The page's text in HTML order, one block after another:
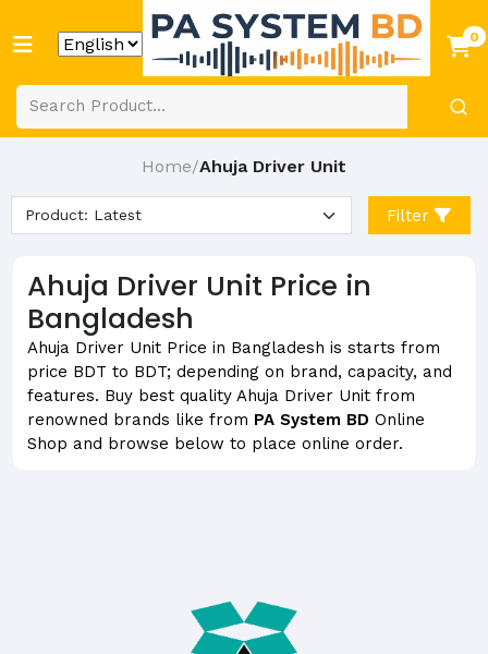
0
Home/Ahuja Driver Unit
Filter
Ahuja Driver Unit Price in
Bangladesh
Ahuja Driver Unit Price in Bangladesh is starts from
price BDT to BDT; depending on brand, capacity, and
features. Buy best quality Ahuja Driver Unit from
renowned brands like from PA System BD Online
Shop and browse below to place online order.